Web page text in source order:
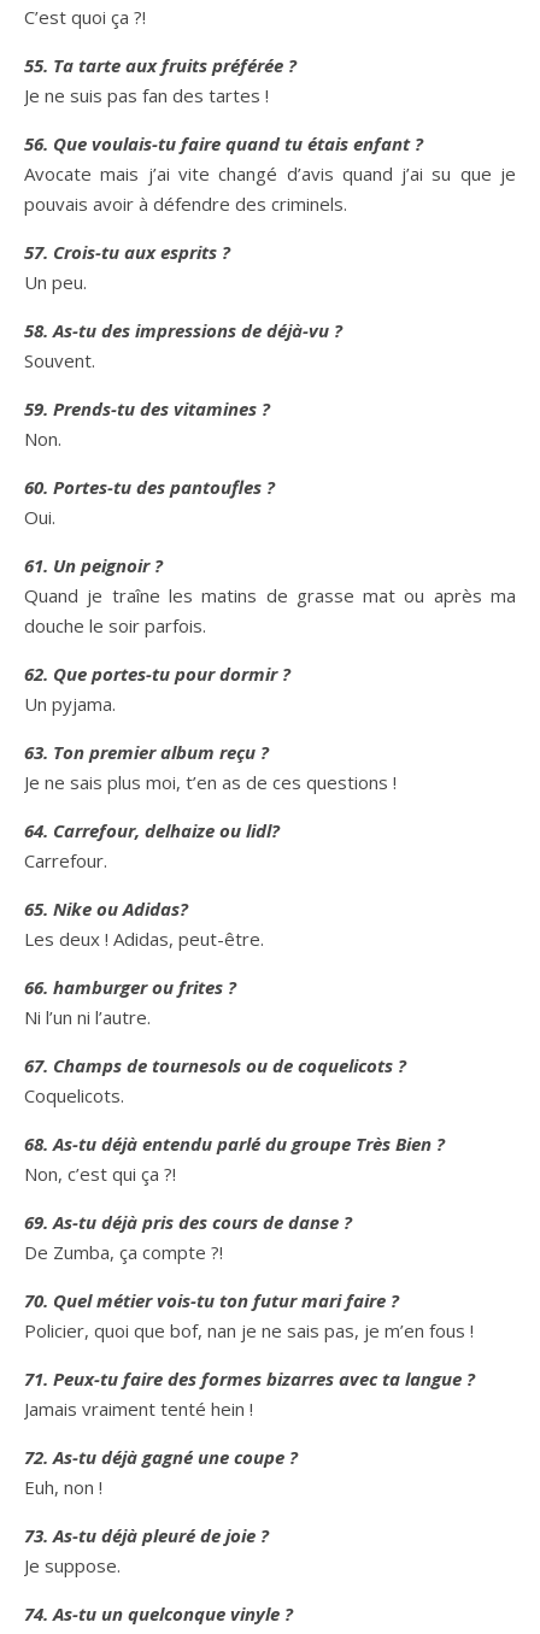
C’est quoi ça ?!
55. Ta tarte aux fruits préférée ?
Je ne suis pas fan des tartes !
56. Que voulais-tu faire quand tu étais enfant ?
Avocate mais j’ai vite changé d’avis quand j’ai su que je
pouvais avoir à défendre des criminels.
57. Crois-tu aux esprits ?
Un peu.
58. As-tu des impressions de déjà-vu ?
Souvent.
59. Prends-tu des vitamines ?
Non.
60. Portes-tu des pantoufles ?
Oui.
61. Un peignoir ?
Quand je traîne les matins de grasse mat ou après ma
douche le soir parfois.
62. Que portes-tu pour dormir ?
Un pyjama.
63. Ton premier album reçu ?
Je ne sais plus moi, t’en as de ces questions !
64. Carrefour, delhaize ou lidl?
Carrefour.
65. Nike ou Adidas?
Les deux ! Adidas, peut-être.
66. hamburger ou frites ?
Ni l’un ni l’autre.
67. Champs de tournesols ou de coquelicots ?
Coquelicots.
68. As-tu déjà entendu parlé du groupe Très Bien ?
Non, c’est qui ça ?!
69. As-tu déjà pris des cours de danse ?
De Zumba, ça compte ?!
70. Quel métier vois-tu ton futur mari faire ?
Policier, quoi que bof, nan je ne sais pas, je m’en fous !
71. Peux-tu faire des formes bizarres avec ta langue ?
Jamais vraiment tenté hein !
72. As-tu déjà gagné une coupe ?
Euh, non !
73. As-tu déjà pleuré de joie ?
Je suppose.
74. As-tu un quelconque vinyle ?